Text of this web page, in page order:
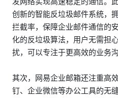
创新的智能反垃圾邮件系统，
拦截率，保障企业邮件通信的
化的反垃圾算法，用户无需担
扰，可以专注于更高效的业务沟
其次，网易企业邮箱还注重高
钉、企业微信等办公工具的无